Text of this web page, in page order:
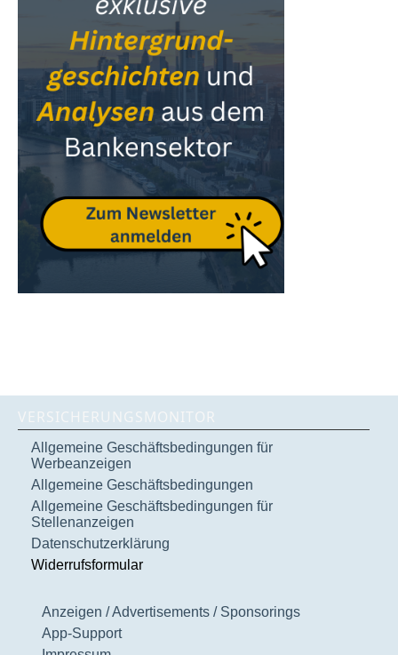
VERSICHERUNGSMONITOR
Allgemeine Geschäftsbedingungen für
Werbeanzeigen
Allgemeine Geschäftsbedingungen
Allgemeine Geschäftsbedingungen für
Stellenanzeigen
Datenschutzerklärung
Widerrufsformular
Anzeigen / Advertisements / Sponsorings
App-Support